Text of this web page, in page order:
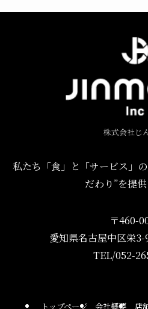
株式会社じ
私たち「食」と「サービス」
だわり”を提供
〒460-
愛知県名古屋中区栄
TEL/052-
トップページ 会社概要 店